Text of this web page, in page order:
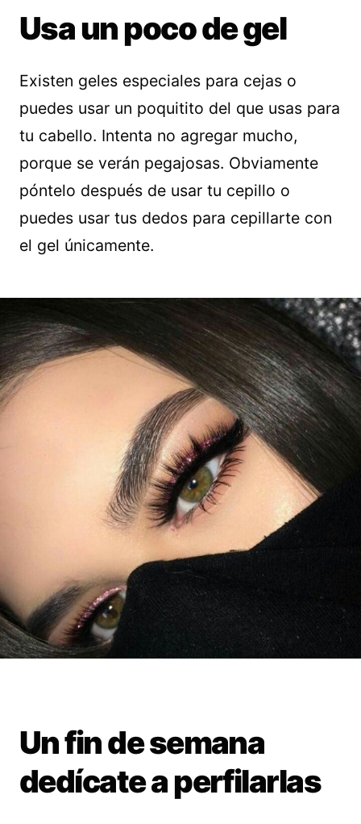
Usa un poco de gel
Existen geles especiales para cejas o
puedes usar un poquitito del que usas para
tu cabello. Intenta no agregar mucho,
porque se verán pegajosas. Obviamente
póntelo después de usar tu cepillo o
puedes usar tus dedos para cepillarte con
el gel únicamente.
Un fin de semana
dedícate a perfilarlas